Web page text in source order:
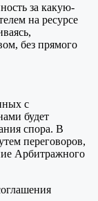
за какую-
на ресурсе
без прямого
с
будет
спора. В
переговоров,
Арбитражного